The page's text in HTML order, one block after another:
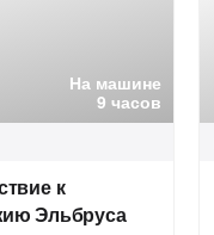
На машине
9 часов
к
Эльбруса